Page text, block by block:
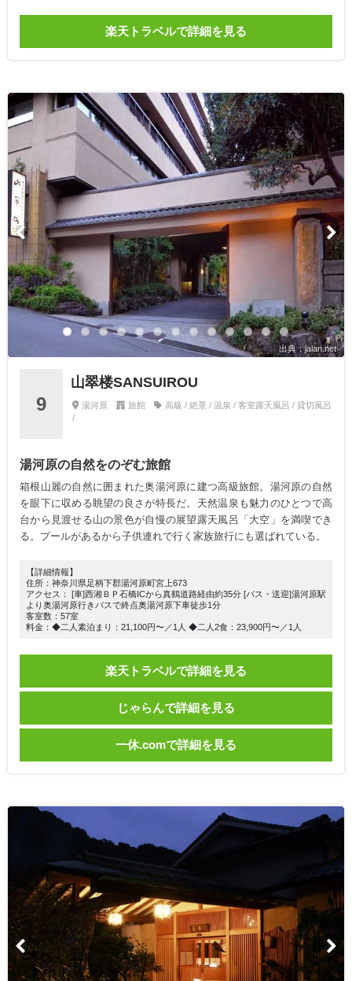
楽天トラベルで詳細を見る
出典：jalan.net
9
山翠楼SANSUIROU
湯河原 旅館
高級 / 絶景 / 温泉 / 客室露天風呂 / 貸切風呂
/
湯河原の自然をのぞむ旅館
箱根山麗の自然に囲まれた奥湯河原に建つ高級旅館。湯河原の自然
を眼下に収める眺望の良さが特長だ。天然温泉も魅力のひとつで高
台から見渡せる山の景色が自慢の展望露天風呂「大空」を満喫でき
る。プールがあるから子供連れで行く家族旅行にも選ばれている。
【詳細情報】
住所：神奈川県足柄下郡湯河原町宮上673
アクセス： [車]西湘ＢＰ石橋ICから真鶴道路経由約35分 [バス・送迎]湯河原駅
より奥湯河原行きバスで終点奥湯河原下車徒歩1分
客室数：57室
料金：◆二人素泊まり：21,100円〜／1人 ◆二人2食：23,900円〜／1人
楽天トラベルで詳細を見る
じゃらんで詳細を見る
一休.comで詳細を見る